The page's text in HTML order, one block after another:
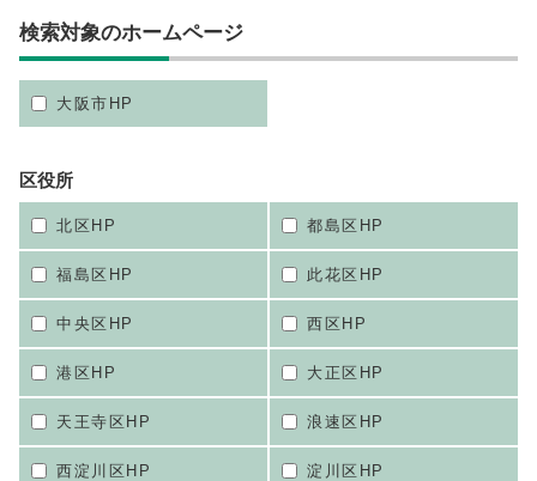
検索対象のホームページ
大阪市HP
区役所
北区HP 都島区HP
福島区HP 此花区HP
中央区HP 西区HP
港区HP 大正区HP
天王寺区HP 浪速区HP
西淀川区HP 淀川区HP